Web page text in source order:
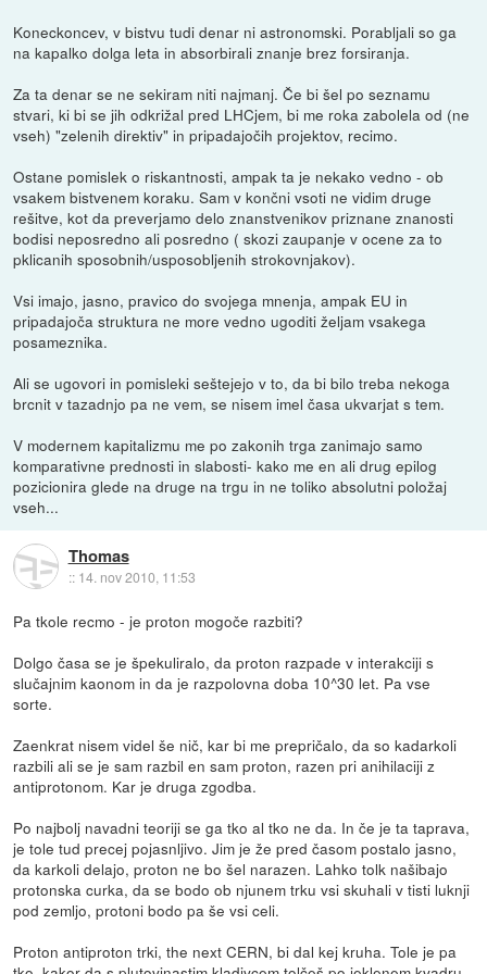
Koneckoncev, v bistvu tudi denar ni astronomski. Porabljali so ga
na kapalko dolga leta in absorbirali znanje brez forsiranja.
Za ta denar se ne sekiram niti najmanj. Če bi šel po seznamu
stvari, ki bi se jih odkrižal pred LHCjem, bi me roka zabolela od (ne
vseh) "zelenih direktiv" in pripadajočih projektov, recimo.
Ostane pomislek o riskantnosti, ampak ta je nekako vedno - ob
vsakem bistvenem koraku. Sam v končni vsoti ne vidim druge
rešitve, kot da preverjamo delo znanstvenikov priznane znanosti
bodisi neposredno ali posredno ( skozi zaupanje v ocene za to
pklicanih sposobnih/usposobljenih strokovnjakov).
Vsi imajo, jasno, pravico do svojega mnenja, ampak EU in
pripadajoča struktura ne more vedno ugoditi željam vsakega
posameznika.
Ali se ugovori in pomisleki seštejejo v to, da bi bilo treba nekoga
brcnit v tazadnjo pa ne vem, se nisem imel časa ukvarjat s tem.
V modernem kapitalizmu me po zakonih trga zanimajo samo
komparativne prednosti in slabosti- kako me en ali drug epilog
pozicionira glede na druge na trgu in ne toliko absolutni položaj
vseh...
Thomas
:: 14. nov 2010, 11:53
Pa tkole recmo - je proton mogoče razbiti?
Dolgo časa se je špekuliralo, da proton razpade v interakciji s
slučajnim kaonom in da je razpolovna doba 10^30 let. Pa vse
sorte.
Zaenkrat nisem videl še nič, kar bi me prepričalo, da so kadarkoli
razbili ali se je sam razbil en sam proton, razen pri anihilaciji z
antiprotonom. Kar je druga zgodba.
Po najbolj navadni teoriji se ga tko al tko ne da. In če je ta taprava,
je tole tud precej pojasnljivo. Jim je že pred časom postalo jasno,
da karkoli delajo, proton ne bo šel narazen. Lahko tolk našibajo
protonska curka, da se bodo ob njunem trku vsi skuhali v tisti luknji
pod zemljo, protoni bodo pa še vsi celi.
Proton antiproton trki, the next CERN, bi dal kej kruha. Tole je pa